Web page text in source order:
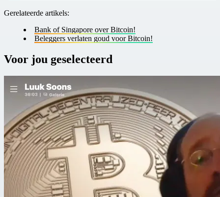
Gerelateerde artikels:
Bank of Singapore over Bitcoin!
Beleggers verlaten goud voor Bitcoin!
Voor jou geselecteerd